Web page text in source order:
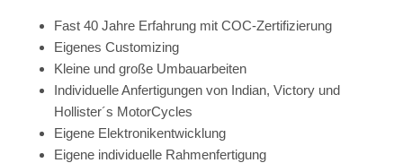
Fast 40 Jahre Erfahrung mit COC-Zertifizierung
Eigenes Customizing
Kleine und große Umbauarbeiten
Individuelle Anfertigungen von Indian, Victory und
Hollister´s MotorCycles
Eigene Elektronikentwicklung
Eigene individuelle Rahmenfertigung